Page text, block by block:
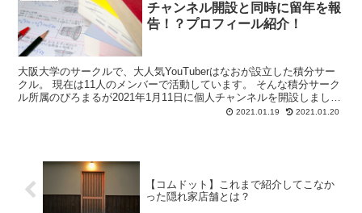
チャンネル開設と同時に留年を報
告！？プロフィール紹介！
大阪大学のサークルで、大人気YouTuberはなおが設立した積分サー
クル。 現在は11人のメンバーで活動しています。 そんな積分サーク
ル所属のぴろまるが2021年1月11日に個人チャンネルを開設しまし
た。 男メンバーの多い積分サークルのなか... 2021.01.19 2021.01.20
【コムドット】これまで紹介してこなか
った隠れ家店舗とは？